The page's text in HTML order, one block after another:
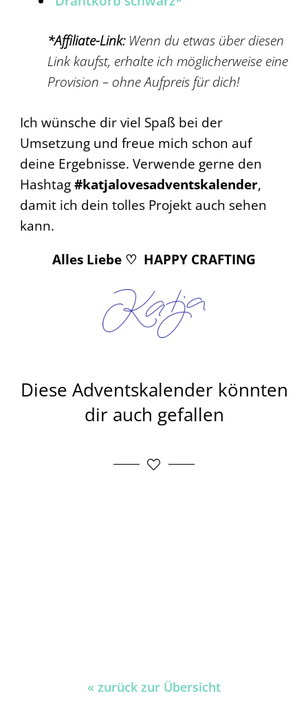
*Affiliate-Link:Wenn du etwas über diesen
Link kaufst, erhalte ich möglicherweise eine
Provision – ohne Aufpreis für dich!
Ich wünsche dir viel Spaß bei der
Umsetzung und freue mich schon auf
deine Ergebnisse. Verwende gerne den
Hashtag#katjalovesadventskalender,
damit ich dein tolles Projekt auch sehen
kann.
Alles Liebe ♡ HAPPY CRAFTING
Diese Adventskalender könnten
dir auch gefallen
« zurück zur Übersicht